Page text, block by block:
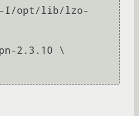
I/opt/lib/lzo-
2.3.10 \